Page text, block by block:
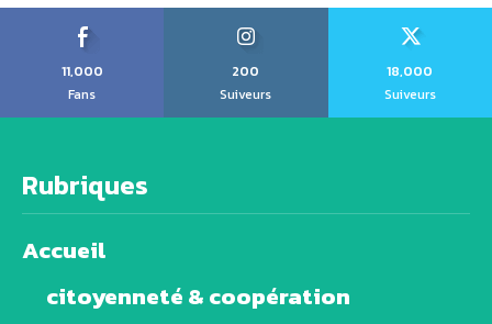
11,000
Fans
200
Suiveurs
18,000
Suiveurs
Rubriques
Accueil
citoyenneté & coopération